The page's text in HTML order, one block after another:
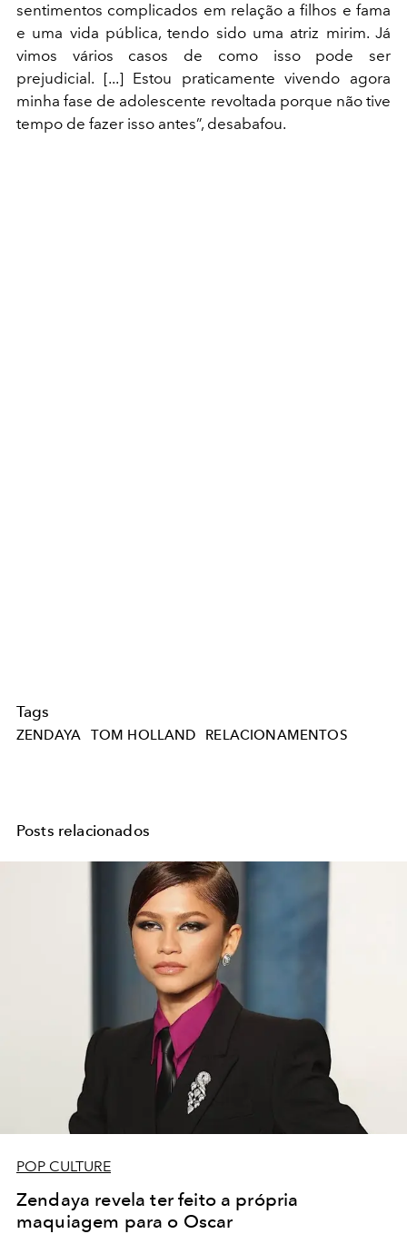
sentimentos complicados em relação a filhos e fama
e uma vida pública, tendo sido uma atriz mirim. Já
vimos vários casos de como isso pode ser
prejudicial. [...] Estou praticamente vivendo agora
minha fase de adolescente revoltada porque não tive
tempo de fazer isso antes”, desabafou.
Tags
ZENDAYA TOM HOLLAND RELACIONAMENTOS
Posts relacionados
POP CULTURE
Zendaya revela ter feito a própria
maquiagem para o Oscar